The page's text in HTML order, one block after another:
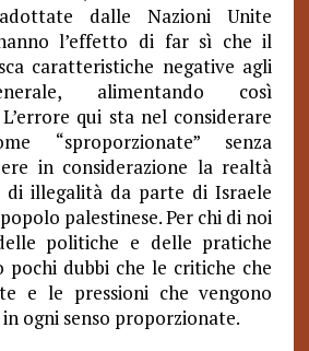
dalle Nazioni Unite
l’effetto di far sì che il
caratteristiche negative agli
alimentando così
qui sta nel considerare
“sproporzionate” senza
in considerazione la realtà
di illegalità da parte di Israele
palestinese. Per chi di noi
politiche e delle pratiche
pochi dubbi che le critiche che
e le pressioni che vengono
ogni senso proporzionate.